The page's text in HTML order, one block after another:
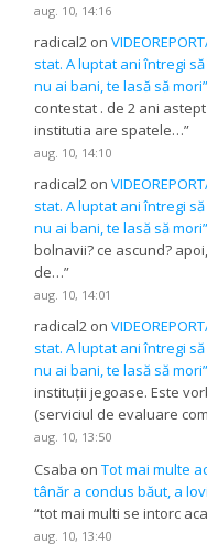
aug. 10, 14:16
radical2 on
stat. A luptat ani întregi
nu ai bani, te lasă să mori”
contestat . de 2 ani
institutia are spatele…”
aug. 10, 14:10
radical2 on
stat. A luptat ani întregi
nu ai bani, te lasă să mori”
bolnavii? ce ascund?
de…”
aug. 10, 14:01
radical2 on
stat. A luptat ani întregi
nu ai bani, te lasă să mori”
instituții jegoase. Este
(serviciul de evaluare
aug. 10, 13:50
Csaba onTot mai multe
tânăr a condus băut, a
“tot mai multi se intorc
aug. 10, 13:40